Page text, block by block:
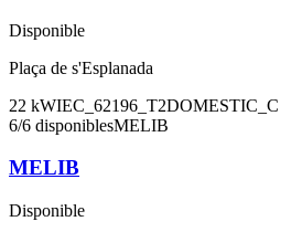
Disponible
Plaça de s'Esplanada
22 kWIEC_62196_T2DOMESTIC_C
6/6 disponiblesMELIB
MELIB
Disponible